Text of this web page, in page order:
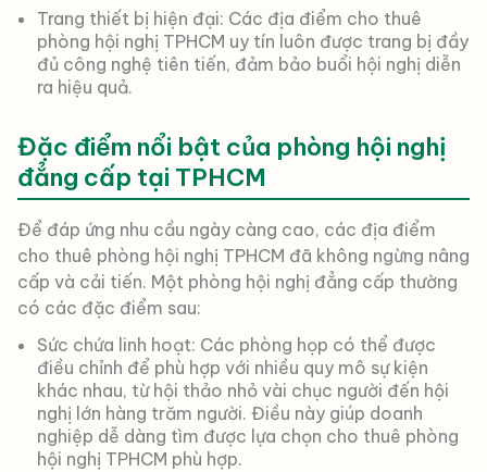
Trang thiết bị hiện đại: Các địa điểm cho thuê
phòng hội nghị TPHCM uy tín luôn được trang bị đầy
đủ công nghệ tiên tiến, đảm bảo buổi hội nghị diễn
ra hiệu quả.
Đặc điểm nổi bật của phòng hội nghị
đẳng cấp tại TPHCM
Để đáp ứng nhu cầu ngày càng cao, các địa điểm
cho thuê phòng hội nghị TPHCM đã không ngừng nâng
cấp và cải tiến. Một phòng hội nghị đẳng cấp thường
có các đặc điểm sau:
Sức chứa linh hoạt: Các phòng họp có thể được
điều chỉnh để phù hợp với nhiều quy mô sự kiện
khác nhau, từ hội thảo nhỏ vài chục người đến hội
nghị lớn hàng trăm người. Điều này giúp doanh
nghiệp dễ dàng tìm được lựa chọn cho thuê phòng
hội nghị TPHCM phù hợp.